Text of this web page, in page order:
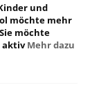
und
möchte mehr
möchte
aktivMehr dazu